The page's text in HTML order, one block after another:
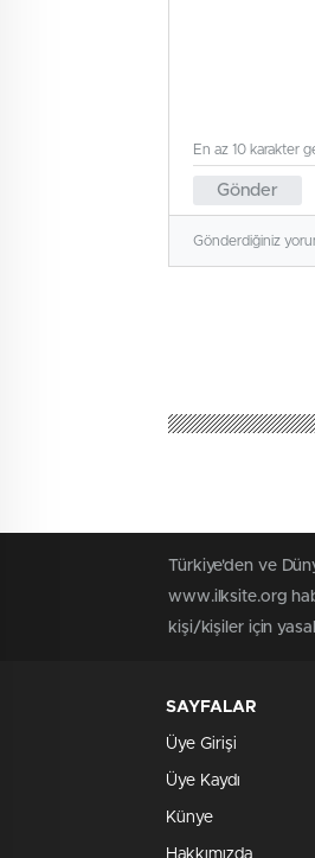
Gönder
En az 10 karakter
Gönderdiğiniz
Türkiye'den ve
www.ilksite.org
kişi/kişiler için
SAYFALAR
Üye Girişi
Üye Kaydı
Künye
Hakkımızda